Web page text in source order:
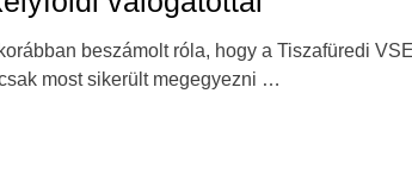
beszámolt róla, hogy a Tiszafüredi
most sikerült megegyezni …